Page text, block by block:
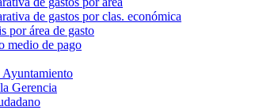
de gastos por clas. económica
por área de gasto
medio de pago
Gerencia